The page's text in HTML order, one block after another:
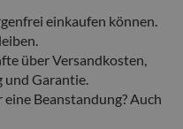
einkaufen können.
über Versandkosten,
und Garantie.
eine Beanstandung? Auch